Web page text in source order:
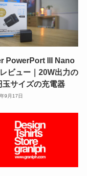
PowerPort III Nano
ビュー｜20W出力の
玉サイズの充電器
9月17日